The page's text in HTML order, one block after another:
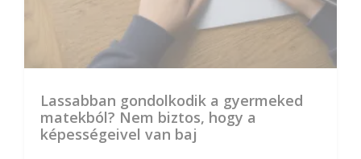
Lassabban gondolkodik a gyermeked
matekból? Nem biztos, hogy a
képességeivel van baj